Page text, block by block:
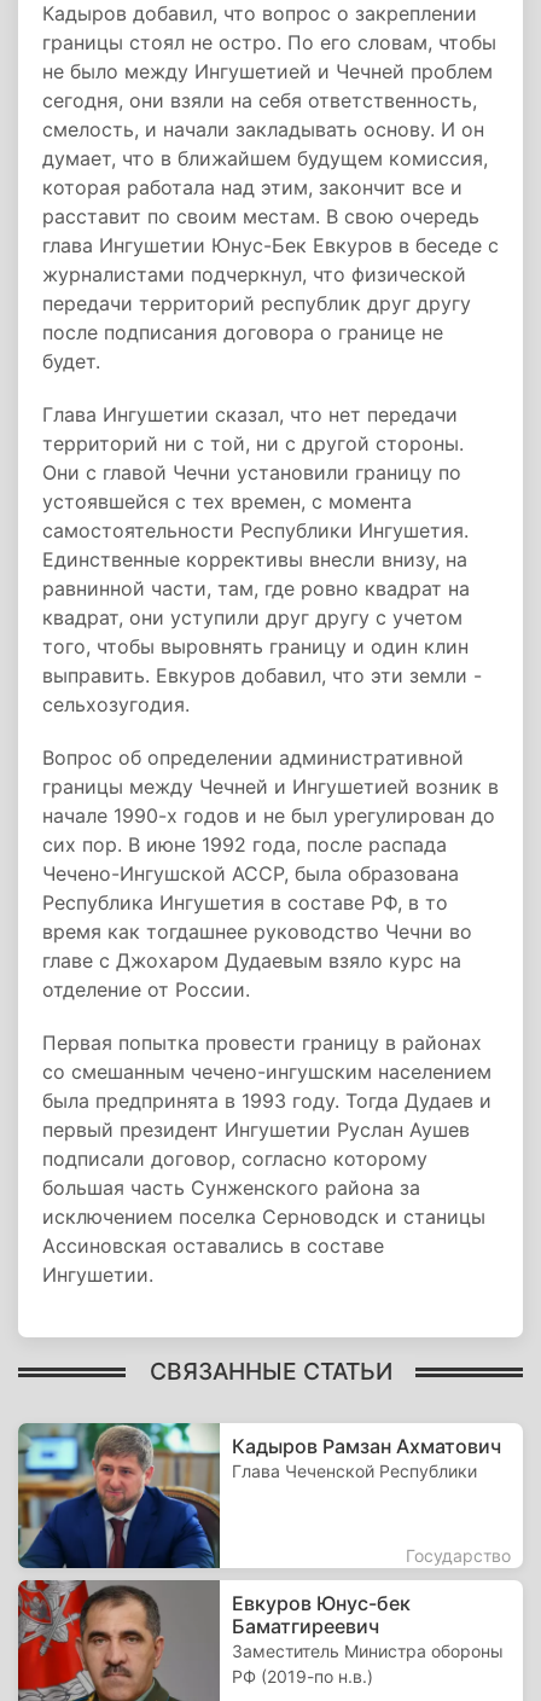
Кадыров добавил, что вопрос о закреплении
границы стоял не остро. По его словам, чтобы
не было между Ингушетией и Чечней проблем
сегодня, они взяли на себя ответственность,
смелость, и начали закладывать основу. И он
думает, что в ближайшем будущем комиссия,
которая работала над этим, закончит все и
расставит по своим местам. В свою очередь
глава Ингушетии Юнус-Бек Евкуров в беседе с
журналистами подчеркнул, что физической
передачи территорий республик друг другу
после подписания договора о границе не
будет.
Глава Ингушетии сказал, что нет передачи
территорий ни с той, ни с другой стороны.
Они с главой Чечни установили границу по
устоявшейся с тех времен, с момента
самостоятельности Республики Ингушетия.
Единственные коррективы внесли внизу, на
равнинной части, там, где ровно квадрат на
квадрат, они уступили друг другу с учетом
того, чтобы выровнять границу и один клин
выправить. Евкуров добавил, что эти земли -
сельхозугодия.
Вопрос об определении административной
границы между Чечней и Ингушетией возник в
начале 1990-х годов и не был урегулирован до
сих пор. В июне 1992 года, после распада
Чечено-Ингушской АССР, была образована
Республика Ингушетия в составе РФ, в то
время как тогдашнее руководство Чечни во
главе с Джохаром Дудаевым взяло курс на
отделение от России.
Первая попытка провести границу в районах
со смешанным чечено-ингушским населением
была предпринята в 1993 году. Тогда Дудаев и
первый президент Ингушетии Руслан Аушев
подписали договор, согласно которому
большая часть Сунженского района за
исключением поселка Серноводск и станицы
Ассиновская оставались в составе
Ингушетии.
СВЯЗАННЫЕ СТАТЬИ
Кадыров Рамзан Ахматович
Глава Чеченской Республики
Государство
Евкуров Юнус-бек
Баматгиреевич
Заместитель Министра обороны
РФ (2019-по н.в.)